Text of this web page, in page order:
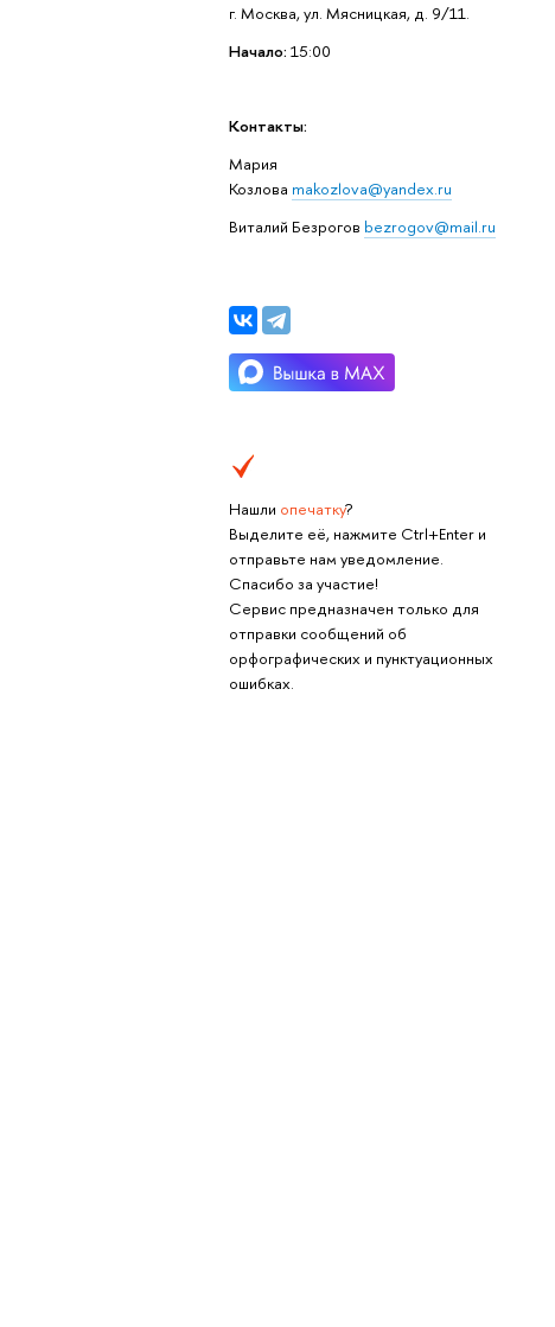
г. Москва, ул. Мясницкая, д. 9/11.
Начало: 15:00
Контакты:
Мария
Козлова makozlova@yandex.ru
Виталий Безрогов bezrogov@mail.ru
Нашли опечатку?
Выделите её, нажмите Ctrl+Enter и
отправьте нам уведомление.
Спасибо за участие!
Сервис предназначен только для
отправки сообщений об
орфографических и пунктуационных
ошибках.